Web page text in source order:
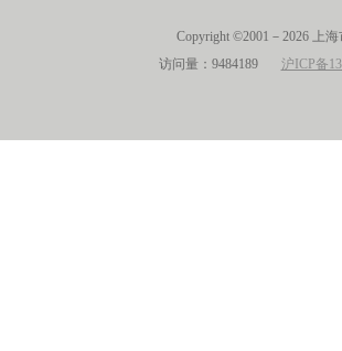
Copyright ©2001－2026 上
访问量：9484189 沪ICP备